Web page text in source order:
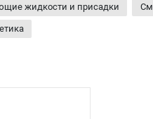
жидкости и присадки